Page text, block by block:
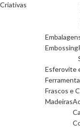
Criativas
Embossing
Esferovite
Frascos e
Madeiras